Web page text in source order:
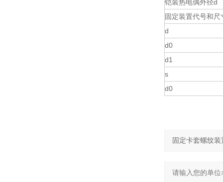
铠装热电偶外径d
固定装置代号和尺
d
d0
d1
s
d0